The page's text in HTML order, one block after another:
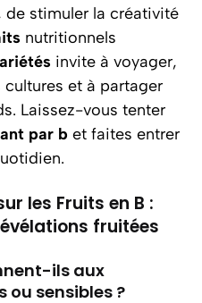
de stimuler la créativité
nutritionnels
invite à voyager,
cultures et à partager
Laissez-vous tenter
par b et faites entrer
les Fruits en B :
fruitées
ils aux
ou sensibles ?